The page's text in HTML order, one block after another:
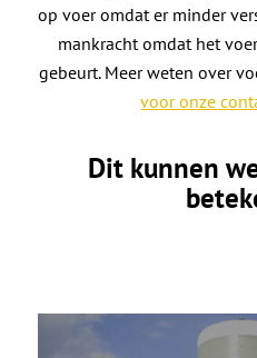
op voer omdat er minder
mankracht omdat het
gebeurt. Meer weten over
voor onze
Dit kunnen